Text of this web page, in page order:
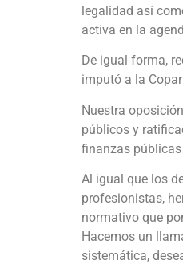
legalidad así
activa en la
De igual forma,
imputó a la
Nuestra
públicos y
finanzas
Al igual que los
profesionistas,
normativo que
Hacemos un
sistemática,